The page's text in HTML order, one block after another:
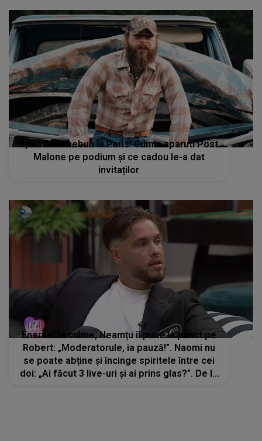
Spectacol nebun la Paris! Cum a aparutl Post
Malone pe podium și ce cadou le-a dat
invitaților
Enervat la culme, Neamțu îl pune la punct pe
Robert: „Moderatorule, ia pauză!”. Naomi nu
se poate abține și încinge spiritele între cei
doi: „Ai făcut 3 live-uri și ai prins glas?”. De la